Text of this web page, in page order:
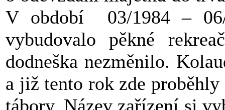
V období 03/1984 – 06/
vybudovalo pěkné
dodneška nezměnilo.
a již tento rok zde
tábory. Název zařízení si